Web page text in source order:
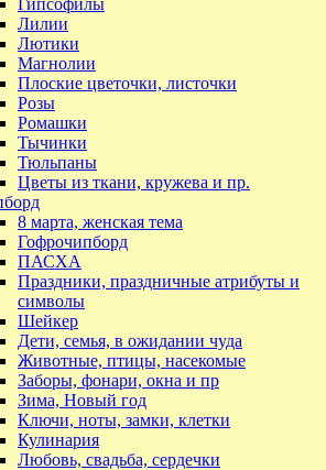
Гипсофилы
Лилии
Лютики
Магнолии
Плоские цветочки, листочки
Розы
Ромашки
Тычинки
Тюльпаны
Цветы из ткани, кружева и пр.
8 марта, женская тема
Гофрочипборд
ПАСХА
Праздники, праздничные атрибуты и
символы
Шейкер
Дети, семья, в ожидании чуда
Животные, птицы, насекомые
Заборы, фонари, окна и пр
Зима, Новый год
Ключи, ноты, замки, клетки
Кулинария
Любовь, свадьба, сердечки